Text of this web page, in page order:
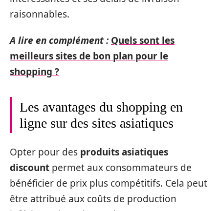
raisonnables.
A lire en complément : Quels sont les
meilleurs sites de bon plan pour le
shopping ?
Les avantages du shopping en
ligne sur des sites asiatiques
Opter pour des produits asiatiques
discount permet aux consommateurs de
bénéficier de prix plus compétitifs. Cela peut
être attribué aux coûts de production